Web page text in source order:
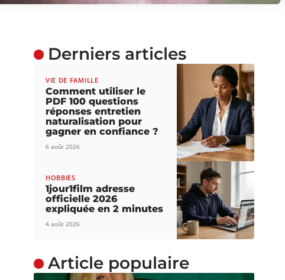
Derniers articles
VIE DE FAMILLE
Comment utiliser le
PDF 100 questions
réponses entretien
naturalisation pour
gagner en confiance ?
6 août 2026
HOBBIES
1jour1film adresse
officielle 2026
expliquée en 2 minutes
4 août 2026
Article populaire